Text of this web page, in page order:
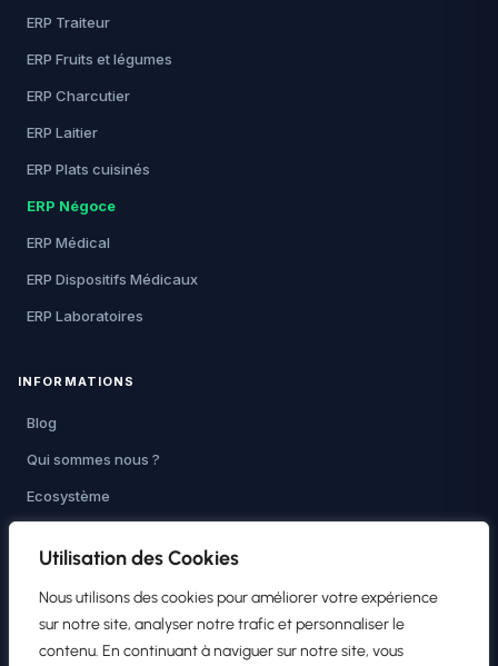
Utilisation des Cookies
Nous utilisons des cookies pour améliorer votre expérience
sur notre site, analyser notre trafic et personnaliser le
contenu. En continuant à naviguer sur notre site, vous
ERP Traiteur
ERP Fruits et légumes
ERP Charcutier
ERP Laitier
ERP Plats cuisinés
ERP Négoce
ERP Médical
ERP Dispositifs Médicaux
ERP Laboratoires
INFORMATIONS
Blog
Qui sommes nous ?
Ecosystème
Nouveau : ERP IA
Intelligence Artificielle
Devenir intégrateur